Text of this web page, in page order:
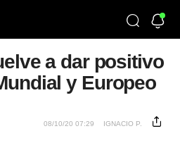
a dar positivo
y Europeo
08/10/20 07:29 IGNACIO P.